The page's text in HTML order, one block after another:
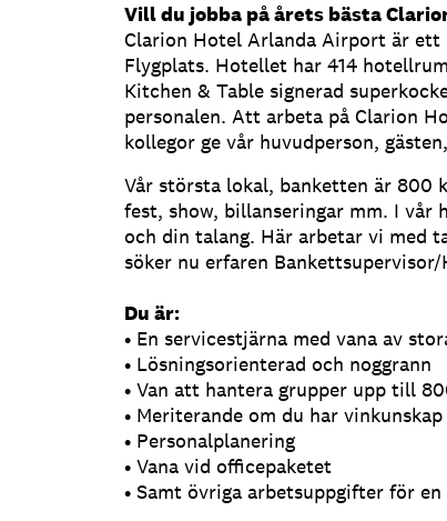
Vill du jobba på årets bästa
Clarion Hotel Arlanda Airport är
Flygplats. Hotellet har 414
Kitchen & Table signerad
personalen. Att arbeta på Clarion
kollegor ge vår huvudperson,
Vår största lokal, banketten är 800
fest, show, billanseringar mm. I vår
och din talang. Här arbetar vi med
söker nu erfaren
Du är:
• En servicestjärna med vana av
• Lösningsorienterad och noggrann
• Van att hantera grupper upp till
• Meriterande om du har vinkunskap
• Personalplanering
• Vana vid officepaketet
• Samt övriga arbetsuppgifter för